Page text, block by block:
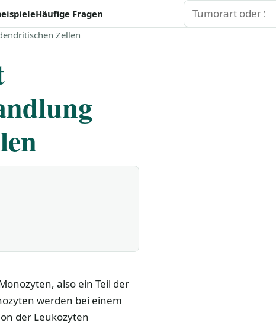
Häufige Fragen Suchen
Zellen
also ein Teil der
werden bei einem
der Leukozyten